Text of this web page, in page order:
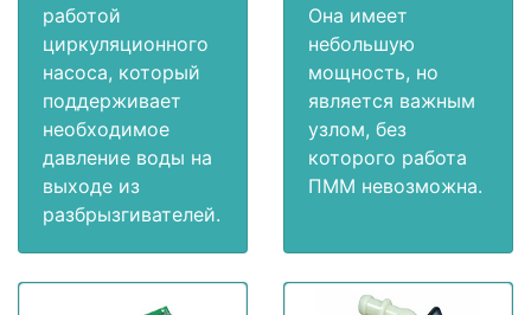
работой
циркуляционного
насоса, который
поддерживает
необходимое
давление воды на
выходе из
разбрызгивателей.
Она имеет
небольшую
мощность, но
является важным
узлом, без
которого работа
ПММ невозможна.